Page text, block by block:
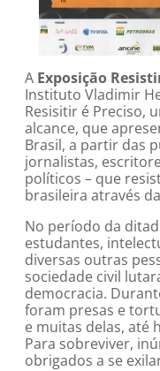
A Exposição
Instituto Vladimir
Resisitir é Preciso,
alcance, que
Brasil, a partir das
jornalistas,
políticos – que
brasileira através
No período da
estudantes,
diversas outras
sociedade civil
democracia.
foram presas e
e muitas delas, até
Para sobreviver,
obrigados a se